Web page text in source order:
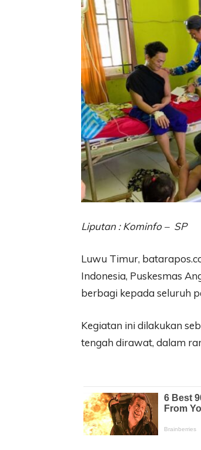
Liputan : Kominfo – SP
Luwu Timur,
Indonesia, Puskesmas
berbagi kepada seluruh
Kegiatan ini dilakukan
tengah dirawat, dalam